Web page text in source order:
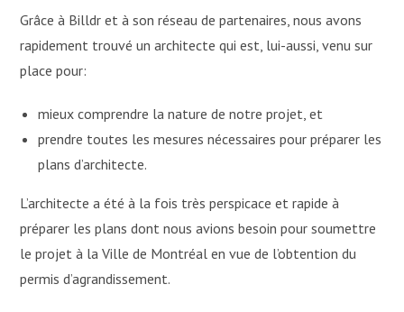
Grâce à Billdr et à son réseau de partenaires, nous avons
rapidement trouvé un architecte qui est, lui-aussi, venu sur
place pour:
mieux comprendre la nature de notre projet, et
prendre toutes les mesures nécessaires pour préparer les
plans d’architecte.
L’architecte a été à la fois très perspicace et rapide à
préparer les plans dont nous avions besoin pour soumettre
le projet à la Ville de Montréal en vue de l’obtention du
permis d’agrandissement.